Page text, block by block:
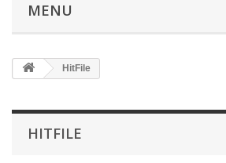
MENU
HitFile
HITFILE